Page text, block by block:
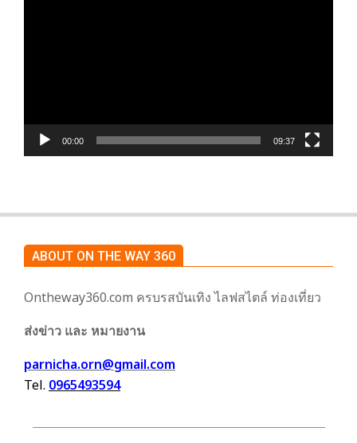
00:00 09:37
ABOUT ON THE WAY 360
Ontheway360.com ครบรสบันเทิง ไลฟสไตล์ ท่องเที่ยว
ส่งข่าว และ หมายงาน
parnicha.orn@gmail.com
Tel. 0965493594